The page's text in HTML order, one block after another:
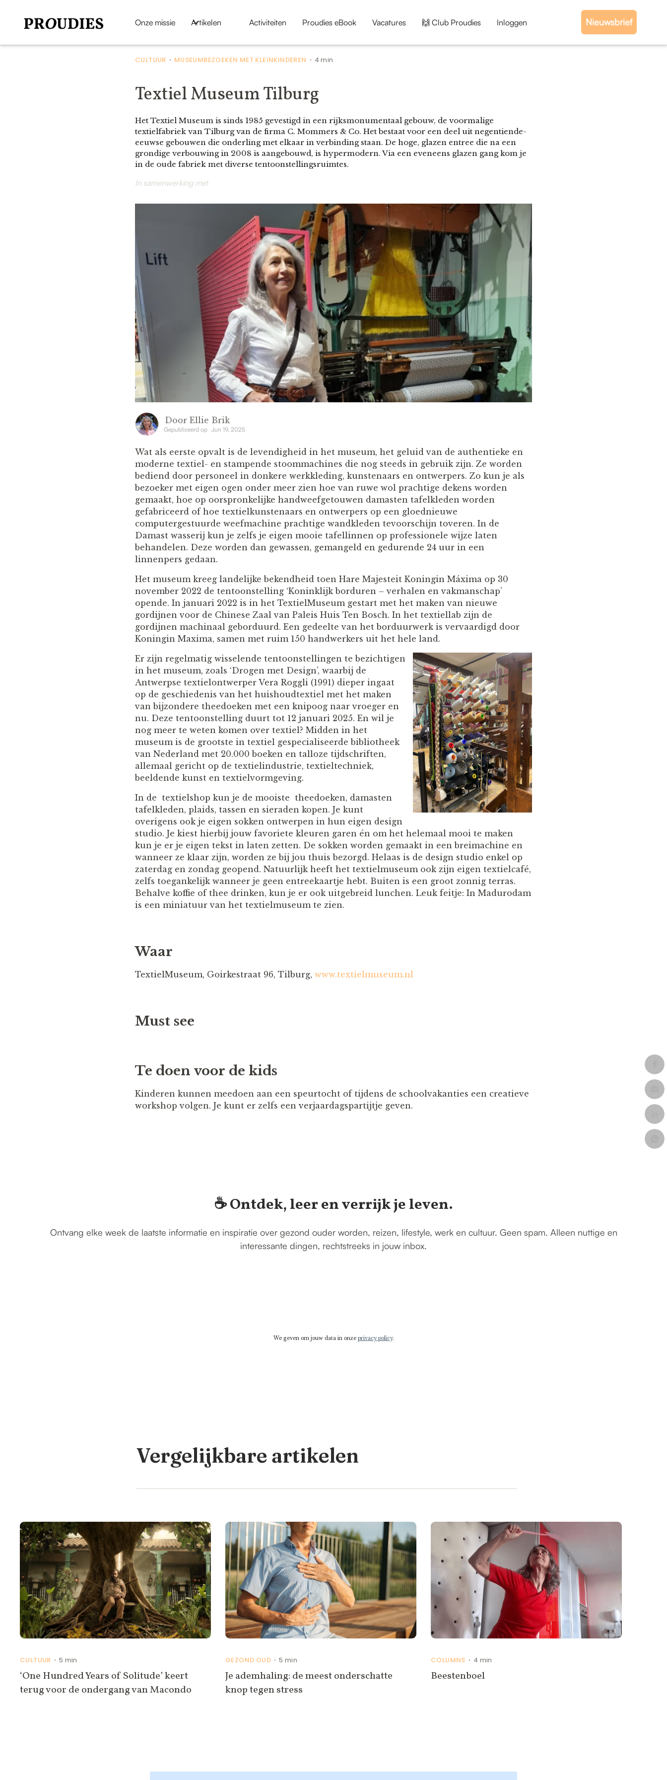
Onze missie Artikelen Activiteiten Proudies eBook Vacatures 🙌 Club Proudies Inloggen Nieuwsbrief
CULTUUR • MUSEUMBEZOEKEN MET KLEINKINDEREN • 4 min
Textiel Museum Tilburg
Het Textiel Museum is sinds 1985 gevestigd in een rijksmonumentaal gebouw, de voormalige
textielfabriek van Tilburg van de firma C. Mommers & Co. Het bestaat voor een deel uit negentiende-
eeuwse gebouwen die onderling met elkaar in verbinding staan. De hoge, glazen entree die na een
grondige verbouwing in 2008 is aangebouwd, is hypermodern. Via een eveneens glazen gang kom je
in de oude fabriek met diverse tentoonstellingsruimtes.
In samenwerking met
Door Ellie Brik
Gepubliceerd op Jun 19, 2025
Wat als eerste opvalt is de levendigheid in het museum, het geluid van de authentieke en
moderne textiel- en stampende stoommachines die nog steeds in gebruik zijn. Ze worden
bediend door personeel in donkere werkkleding, kunstenaars en ontwerpers. Zo kun je als
bezoeker met eigen ogen onder meer zien hoe van ruwe wol prachtige dekens worden
gemaakt, hoe op oorspronkelijke handweefgetouwen damasten tafelkleden worden
gefabriceerd of hoe textielkunstenaars en ontwerpers op een gloednieuwe
computergestuurde weefmachine prachtige wandkleden tevoorschijn toveren. In de
Damast wasserij kun je zelfs je eigen mooie tafellinnen op professionele wijze laten
behandelen. Deze worden dan gewassen, gemangeld en gedurende 24 uur in een
linnenpers gedaan.
Het museum kreeg landelijke bekendheid toen Hare Majesteit Koningin Máxima op 30
november 2022 de tentoonstelling ‘Koninklijk borduren – verhalen en vakmanschap’
opende. In januari 2022 is in het TextielMuseum gestart met het maken van nieuwe
gordijnen voor de Chinese Zaal van Paleis Huis Ten Bosch. In het textiellab zijn de
gordijnen machinaal geborduurd. Een gedeelte van het borduurwerk is vervaardigd door
Koningin Maxima, samen met ruim 150 handwerkers uit het hele land.
Er zijn regelmatig wisselende tentoonstellingen te bezichtigen
in het museum, zoals ‘Drogen met Design’, waarbij de
Antwerpse textielontwerper Vera Roggli (1991) dieper ingaat
op de geschiedenis van het huishoudtextiel met het maken
van bijzondere theedoeken met een knipoog naar vroeger en
nu. Deze tentoonstelling duurt tot 12 januari 2025. En wil je
nog meer te weten komen over textiel? Midden in het
museum is de grootste in textiel gespecialiseerde bibliotheek
van Nederland met 20.000 boeken en talloze tijdschriften,
allemaal gericht op de textielindustrie, textieltechniek,
beeldende kunst en textielvormgeving.
In de textielshop kun je de mooiste theedoeken, damasten
tafelkleden, plaids, tassen en sieraden kopen. Je kunt
overigens ook je eigen sokken ontwerpen in hun eigen design
studio. Je kiest hierbij jouw favoriete kleuren garen én om het helemaal mooi te maken
kun je er je eigen tekst in laten zetten. De sokken worden gemaakt in een breimachine en
wanneer ze klaar zijn, worden ze bij jou thuis bezorgd. Helaas is de design studio enkel op
zaterdag en zondag geopend. Natuurlijk heeft het textielmuseum ook zijn eigen textielcafé,
zelfs toegankelijk wanneer je geen entreekaartje hebt. Buiten is een groot zonnig terras.
Behalve koffie of thee drinken, kun je er ook uitgebreid lunchen. Leuk feitje: In Madurodam
is een miniatuur van het textielmuseum te zien.
Waar
TextielMuseum, Goirkestraat 96, Tilburg, www.textielmuseum.nl
‍Must see
Te doen voor de kids
Kinderen kunnen meedoen aan een speurtocht of tijdens de schoolvakanties een creatieve
workshop volgen. Je kunt er zelfs een verjaardagspartijtje geven.
☕️ Ontdek, leer en verrijk je leven.
Ontvang elke week de laatste informatie en inspiratie over gezond ouder worden, reizen, lifestyle, werk en cultuur. Geen spam. Alleen nuttige en
interessante dingen, rechtstreeks in jouw inbox.
We geven om jouw data in onze privacy policy.
Vergelijkbare artikelen
CULTUUR • 5 min
‘One Hundred Years of Solitude’ keert
terug voor de ondergang van Macondo
GEZOND OUD• 5 min
Je ademhaling: de meest onderschatte
knop tegen stress
COLUMNS • 4 min
Beestenboel